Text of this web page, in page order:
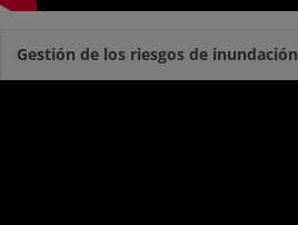
Gestión de los riesgos de inundación